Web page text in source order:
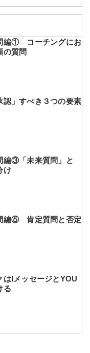
編① コーチングにお
の質問
認」すべき３つの要素
編③「未来質問」と
け
編⑤ 肯定質問と否定
はIメッセージとYOU
る